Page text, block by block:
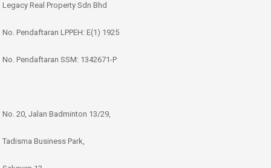
Legacy Real Property Sdn Bhd
No. Pendaftaran LPPEH: E(1) 1925
No. Pendaftaran SSM: 1342671-P
No. 20, Jalan Badminton 13/29,
Tadisma Business Park,